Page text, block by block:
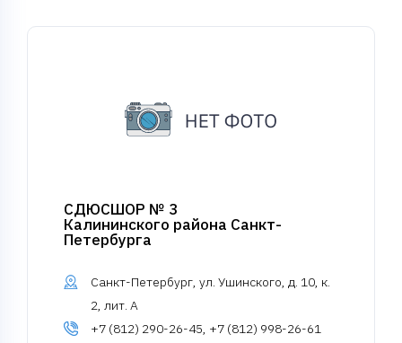
СДЮСШОР № 3
Калининского района Санкт-
Петербурга
Санкт-Петербург, ул. Ушинского, д. 10, к.
2, лит. А
+7 (812) 290-26-45, +7 (812) 998-26-61